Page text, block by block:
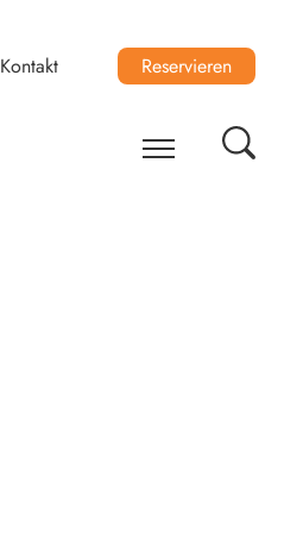
Kontakt Reservieren